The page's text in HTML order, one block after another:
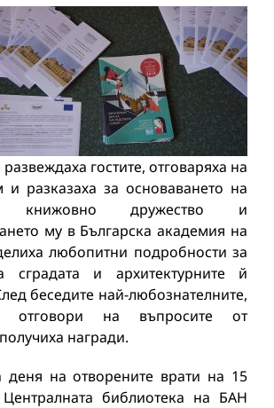
гостите, отговаряха на
и разказаха за основаването на
книжовно дружество и
му в Българска академия на
любопитни подробности за
сградата и архитектурните й
беседите най-любознателните,
отговори на въпросите от
награди.
на отворените врати на 15
библиотека на БАН